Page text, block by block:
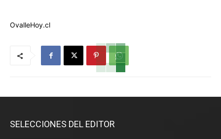
OvalleHoy.cl
SELECCIONES DEL EDITOR